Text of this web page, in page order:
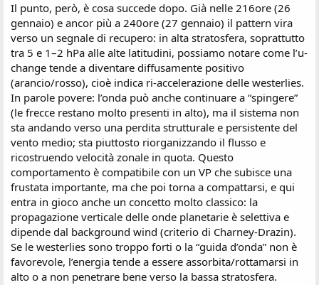
Il punto, però, è cosa succede dopo. Già nelle 216ore (26
gennaio) e ancor più a 240ore (27 gennaio) il pattern vira
verso un segnale di recupero: in alta stratosfera, soprattutto
tra 5 e 1–2 hPa alle alte latitudini, possiamo notare come l’u-
change tende a diventare diffusamente positivo
(arancio/rosso), cioè indica ri-accelerazione delle westerlies.
In parole povere: l’onda può anche continuare a “spingere”
(le frecce restano molto presenti in alto), ma il sistema non
sta andando verso una perdita strutturale e persistente del
vento medio; sta piuttosto riorganizzando il flusso e
ricostruendo velocità zonale in quota. Questo
comportamento è compatibile con un VP che subisce una
frustata importante, ma che poi torna a compattarsi, e qui
entra in gioco anche un concetto molto classico: la
propagazione verticale delle onde planetarie è selettiva e
dipende dal background wind (criterio di Charney-Drazin).
Se le westerlies sono troppo forti o la “guida d’onda” non è
favorevole, l’energia tende a essere assorbita/rottamarsi in
alto o a non penetrare bene verso la bassa stratosfera.